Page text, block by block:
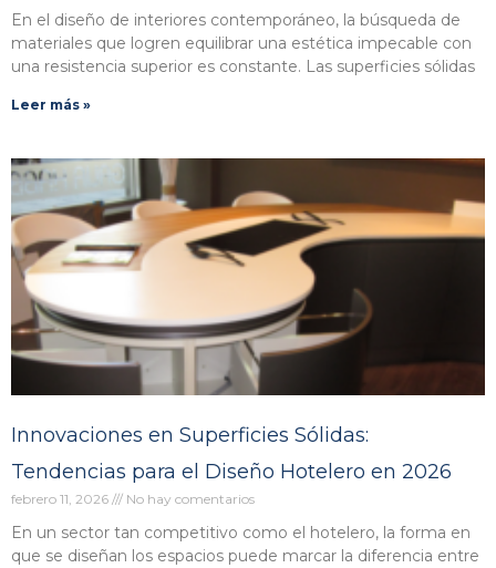
En el diseño de interiores contemporáneo, la búsqueda de
materiales que logren equilibrar una estética impecable con
una resistencia superior es constante. Las superficies sólidas
Leer más »
Innovaciones en Superficies Sólidas:
Tendencias para el Diseño Hotelero en 2026
febrero 11, 2026 No hay comentarios
En un sector tan competitivo como el hotelero, la forma en
que se diseñan los espacios puede marcar la diferencia entre